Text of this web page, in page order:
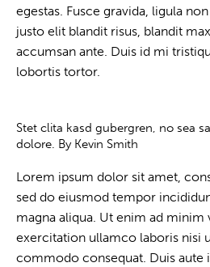
egestas. Fusce gravida, ligula
justo elit blandit risus, blandit
accumsan ante. Duis id mi
lobortis tortor.
Stet clita kasd gubergren, no sea
dolore. By Kevin Smith
Lorem ipsum dolor sit amet,
sed do eiusmod tempor
magna aliqua. Ut enim ad minim
exercitation ullamco laboris nisi
commodo consequat. Duis aute